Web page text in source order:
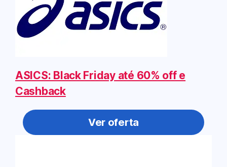
ASICS: Black Friday até 60% off e
Cashback
Ver oferta